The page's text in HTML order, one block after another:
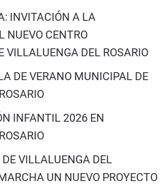
INVITACIÓN A LA
NUEVO CENTRO
VILLALUENGA DEL ROSARIO
DE VERANO MUNICIPAL DE
INFANTIL 2026 EN
VILLALUENGA DEL
UN NUEVO PROYECTO